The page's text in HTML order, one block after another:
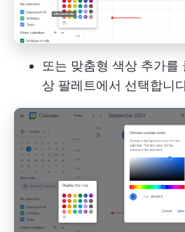
또는 맞춤형 색상 추가를
상 팔레트에서 선택합니